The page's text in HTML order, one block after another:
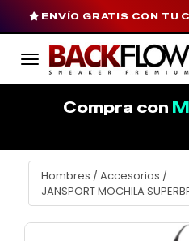
Toggle navigation
ENVÍO GRATIS CON
Compra con
Hombres / Accesorios /
JANSPORT MOCHILA